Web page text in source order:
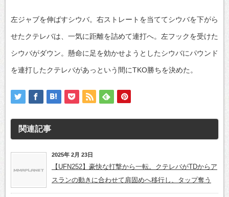
左ジャブを伸ばすシウバ。右ストレートを当ててシウバを下がら
せたクテレバは、一気に距離を詰めて連打へ。左フックを受けた
シウバがダウン。懸命に足を効かせようとしたシウバにパウンド
を連打したクテレバがあっという間にTKO勝ちを決めた。
関連記事
2025年 2月 23日
【UFN252】豪快な打撃から一転。クテレバがTDからア
スランの動きに合わせて肩固めへ移行し、タップ奪う